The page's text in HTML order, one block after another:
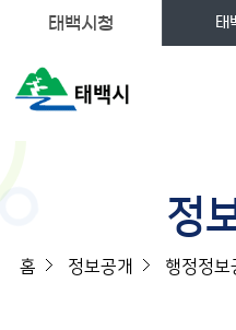
태백시청 태
정
홈 정보공개 행정정보